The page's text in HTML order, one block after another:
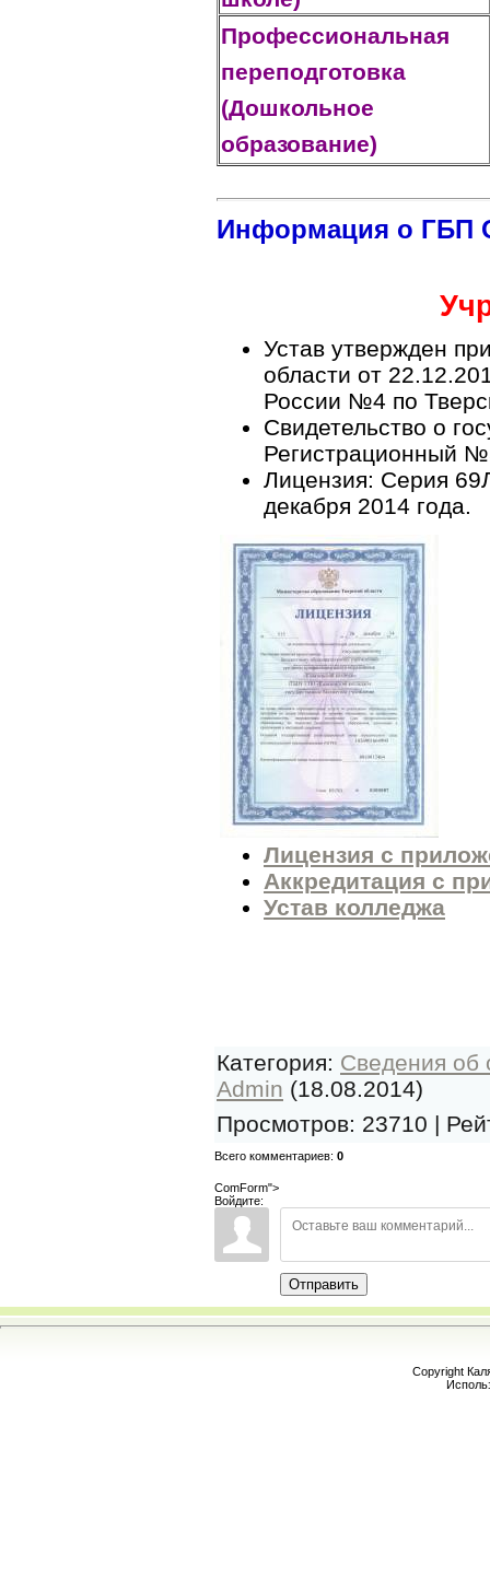
Профессиональная
переподготовка
(Дошкольное
образование)
Информация о ГБП
Устав утвержден
области от
России №4 по
Свидетельство о
Регистрационный
Лицензия: Серия
декабря 2014 года.
Лицензия с
Аккредитация с
Устав колледжа
Категория: Сведения об
Admin (18.08.2014)
Просмотров: 23710 |
Всего комментариев: 0
ComForm">
Войдите:
Отправить
Copyright